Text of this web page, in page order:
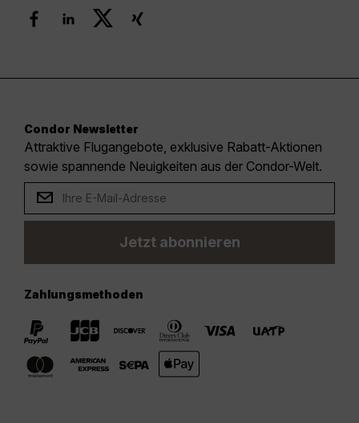
Condor Newsletter
Attraktive Flugangebote, exklusive Rabatt-Aktionen
sowie spannende Neuigkeiten aus der Condor-Welt.
Jetzt abonnieren
Zahlungsmethoden